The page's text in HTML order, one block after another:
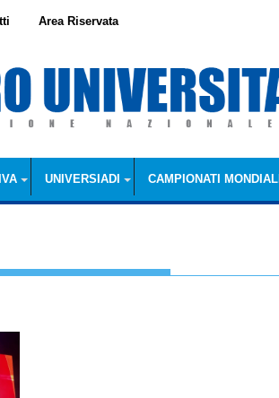
UNIVERSIADI CAMPIONATI MONDIALI
Area Riservata